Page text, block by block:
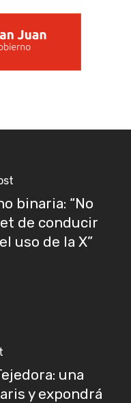
binaria: “No
de conducir
uso de la X”
una
y expondrá